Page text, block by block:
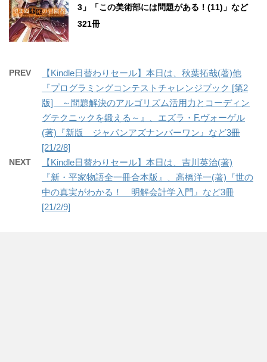
3」「この美術部には問題がある！(11)」など
321冊
PREV
【Kindle日替わりセール】本日は、秋葉拓哉(著)他
『プログラミングコンテストチャレンジブック [第2
版] ～問題解決のアルゴリズム活用力とコーディン
グテクニックを鍛える～』、エズラ・F.ヴォーゲル
(著)『新版 ジャパンアズナンバーワン』など3冊
[21/2/8]
NEXT
【Kindle日替わりセール】本日は、吉川英治(著)
『新・平家物語全一冊合本版』、高橋洋一(著)『世の
中の真実がわかる！ 明解会計学入門』など3冊
[21/2/9]